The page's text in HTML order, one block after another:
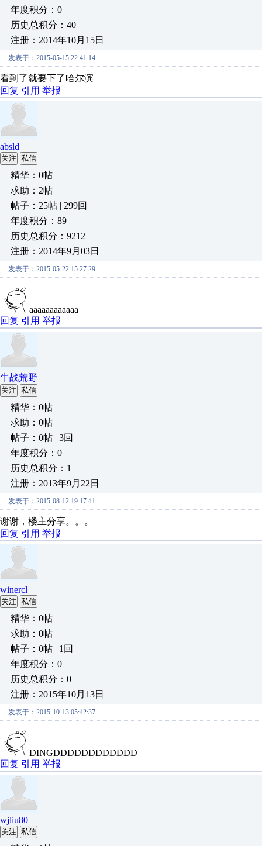
年度积分：0
历史总积分：40
注册：2014年10月15日
发表于：2015-05-15 22:41:14
看到了就要下了哈尔滨
回复 引用 举报
absld
关注 私信
精华：0帖
求助：2帖
帖子：25帖 | 299回
年度积分：89
历史总积分：9212
注册：2014年9月03日
发表于：2015-05-22 15:27:29
aaaaaaaaaaaa
回复 引用 举报
牛战荒野
关注 私信
精华：0帖
求助：0帖
帖子：0帖 | 3回
年度积分：0
历史总积分：1
注册：2013年9月22日
发表于：2015-08-12 19:17:41
谢谢，楼主分享。。。
回复 引用 举报
winercl
关注 私信
精华：0帖
求助：0帖
帖子：0帖 | 1回
年度积分：0
历史总积分：0
注册：2015年10月13日
发表于：2015-10-13 05:42:37
DINGDDDDDDDDDDDD
回复 引用 举报
wjliu80
关注 私信